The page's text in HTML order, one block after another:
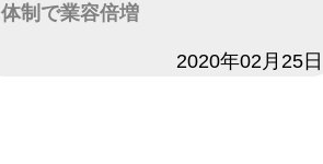
体制で業容倍増
2020年02月25日